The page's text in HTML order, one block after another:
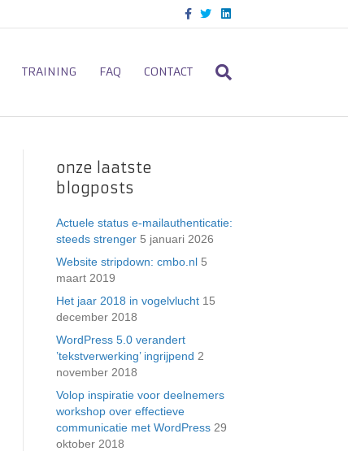
c
o
o
T
i
e
L
n
d
TRAINING FAQ CONTACT
onze laatste
blogposts
Actuele status e-mailauthenticatie:
steeds strenger 5 januari 2026
Website stripdown: cmbo.nl 5
maart 2019
Het jaar 2018 in vogelvlucht 15
december 2018
WordPress 5.0 verandert
’tekstverwerking’ ingrijpend 2
november 2018
Volop inspiratie voor deelnemers
workshop over effectieve
communicatie met WordPress 29
oktober 2018